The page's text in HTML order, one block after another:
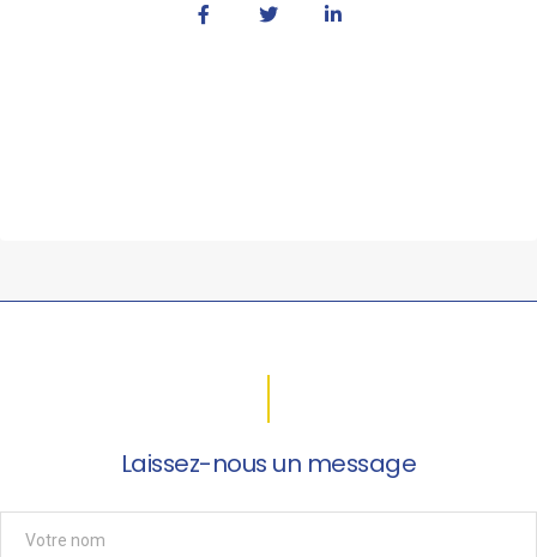
Laissez-nous un message